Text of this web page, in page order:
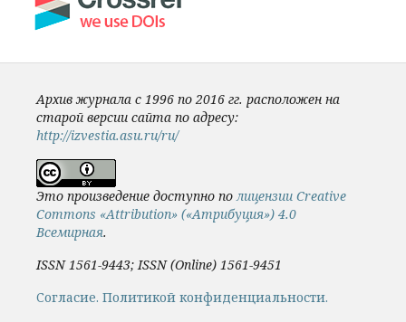
Архив журнала с 1996 по 2016 гг. расположен на
старой версии сайта по адресу:
http://izvestia.asu.ru/ru/
Это произведение доступно полицензии Creative
Commons «Attribution» («Атрибуция») 4.0
Всемирная.
ISSN 1561-9443; ISSN (Online) 1561-9451
Cогласие. Политикой конфиденциальности.